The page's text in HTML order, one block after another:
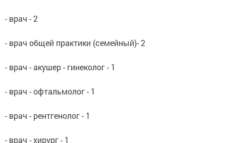
- врач - 2
- врач общей практики (семейный)- 2
- врач - акушер - гинеколог - 1
- врач - офтальмолог - 1
- врач - рентгенолог - 1
- врач - хирург - 1